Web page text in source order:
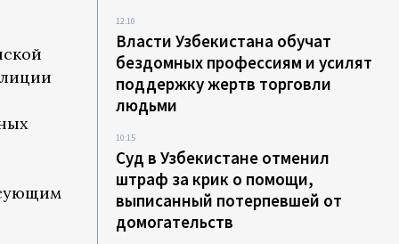
12:10
Власти Узбекистана обучат
бездомных профессиям и усилят
поддержку жертв торговли
людьми
10:15
Суд в Узбекистане отменил
штраф за крик о помощи,
выписанный потерпевшей от
домогательств